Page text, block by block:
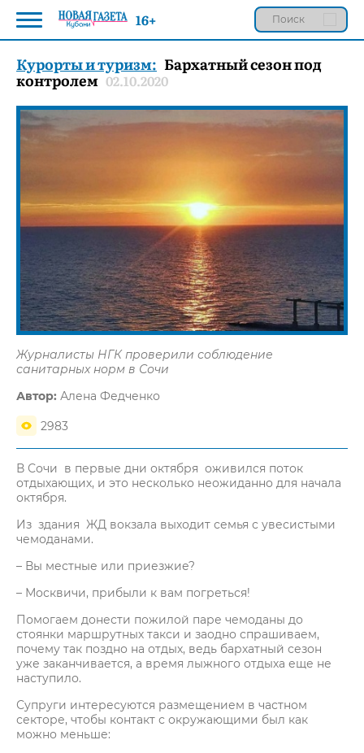
Курорты и туризм: Бархатный сезон под
контролем 02.10.2020
Журналисты НГК проверили соблюдение
санитарных норм в Сочи
Автор: Алена Федченко
2983
В Сочи в первые дни октября оживился поток
отдыхающих, и это несколько неожиданно для начала
октября.
Из здания ЖД вокзала выходит семья с увесистыми
чемоданами.
– Вы местные или приезжие?
– Москвичи, прибыли к вам погреться!
Помогаем донести пожилой паре чемоданы до
стоянки маршрутных такси и заодно спрашиваем,
почему так поздно на отдых, ведь бархатный сезон
уже заканчивается, а время лыжного отдыха еще не
наступило.
Супруги интересуются размещением в частном
секторе, чтобы контакт с окружающими был как
можно меньше:
16+